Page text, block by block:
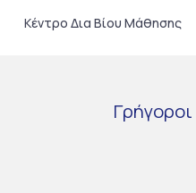
Κέντρο Δια Βίου Μάθησης
Γρήγοροι